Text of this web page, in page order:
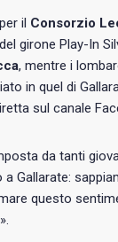
il Consorzio
girone Play-In
, mentre i
in quel di
sul canale
da tanti
Gallarate:
questo